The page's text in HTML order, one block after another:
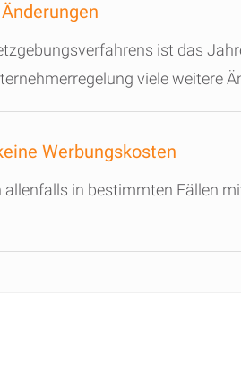
ist das
viele weitere
Werbungskosten
in bestimmten Fällen